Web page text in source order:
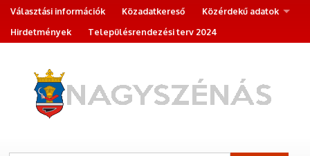
Választási információk
Közadatkereső
Közérdekű adatok
Hirdetmények
Településrendezési terv 2024